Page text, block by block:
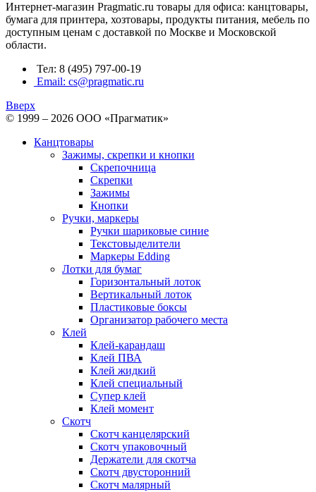
Интернет-магазин Pragmatic.ru товары для офиса: канцтовары,
бумага для принтера, хозтовары, продукты питания, мебель по
доступным ценам с доставкой по Москве и Московской
области.
Тел: 8 (495) 797-00-19
Email: cs@pragmatic.ru
Вверх
© 1999 – 2026 ООО «Прагматик»
Канцтовары
Зажимы, скрепки и кнопки
Скрепочница
Скрепки
Зажимы
Кнопки
Ручки, маркеры
Ручки шариковые синие
Текстовыделители
Маркеры Edding
Лотки для бумаг
Горизонтальный лоток
Вертикальный лоток
Пластиковые боксы
Организатор рабочего места
Клей
Клей-карандаш
Клей ПВА
Клей жидкий
Клей специальный
Супер клей
Клей момент
Скотч
Скотч канцелярский
Скотч упаковочный
Держатели для скотча
Скотч двусторонний
Скотч малярный